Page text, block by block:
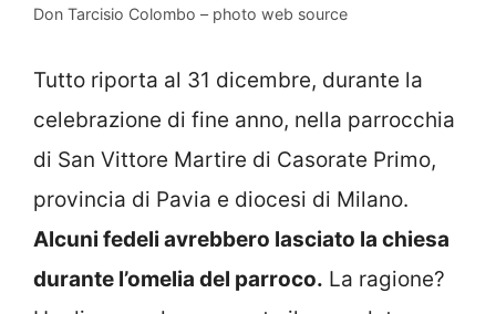
Don Tarcisio Colombo – photo web source
Tutto riporta al 31 dicembre, durante la
celebrazione di fine anno, nella parrocchia
di San Vittore Martire di Casorate Primo,
provincia di Pavia e diocesi di Milano.
Alcuni fedeli avrebbero lasciato la chiesa
durante l’omelia del parroco. La ragione?